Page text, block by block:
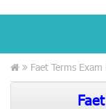
Faet Terms Exam